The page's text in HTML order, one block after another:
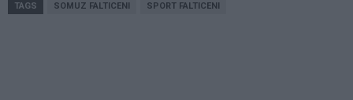
TAGS SOMUZ FALTICENI SPORT FALTICENI